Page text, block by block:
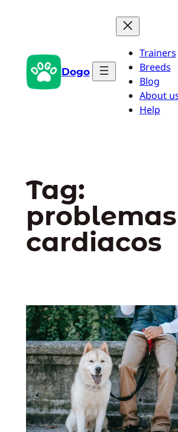
conteúdo Dogo
Trainers
Breeds
Blog
About
Help
Tag:
problemas
cardiacos